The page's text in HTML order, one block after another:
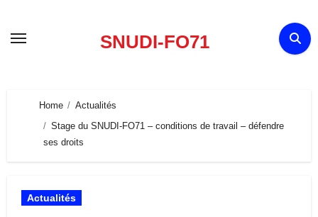
SNUDI-FO71
Home
Actualités
Stage du SNUDI-FO71 – conditions de travail – défendre
ses droits
Actualités